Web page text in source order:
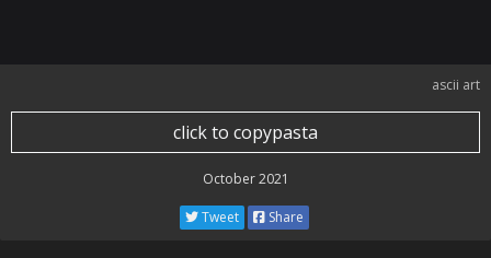
ascii art
click to copypasta
October 2021
Tweet Share